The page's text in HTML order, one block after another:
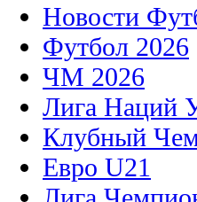
Новости
Футбол 2026
ЧМ 2026
Лига Наций
Клубный
Евро U21